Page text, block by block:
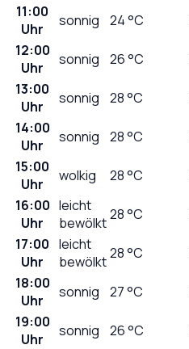
11:00
Uhr
sonnig 24°C
12:00
Uhr
sonnig 26°C
13:00
Uhr
sonnig 28°C
14:00
Uhr
sonnig 28°C
15:00
Uhr
wolkig 28°C
16:00
Uhr
leicht
bewölkt28°C
17:00
Uhr
leicht
bewölkt28°C
18:00
Uhr
sonnig 27°C
19:00
Uhr
sonnig 26°C